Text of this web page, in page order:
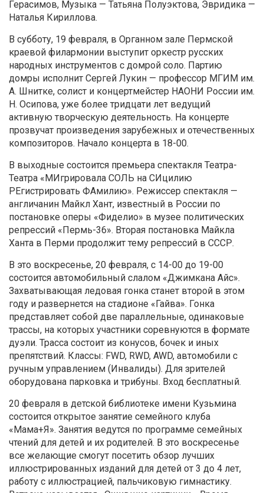
Герасимов, Музыка — Татьяна Полуэктова, Эвридика —
Наталья Кириллова.
В субботу, 19 февраля, в Органном зале Пермской
краевой филармонии выступит оркестр русских
народных инструментов с домрой соло. Партию
домры исполнит Сергей Лукин — профессор МГИМ им.
А. Шнитке, солист и концертмейстер НАОНИ России им.
Н. Осипова, уже более тридцати лет ведущий
активную творческую деятельность. На концерте
прозвучат произведения зарубежных и отечественных
композиторов. Начало концерта в 18-00.
В выходные состоится премьера спектакля Театра-
Театра «МИгрировала СОЛЬ на СИцилию
РЕгистрировать ФАмилию». Режиссер спектакля —
англичанин Майкл Хант, известный в России по
постановке оперы «Фиделио» в музее политических
репрессий «Пермь-36». Вторая постановка Майкла
Ханта в Перми продолжит тему репрессий в СССР.
В это воскресенье, 20 февраля, с 14-00 до 19-00
состоится автомобильный слалом «Джимкана Айс».
Захватывающая ледовая гонка станет второй в этом
году и развернется на стадионе «Гайва». Гонка
представляет собой две параллельные, одинаковые
трассы, на которых участники соревнуются в формате
дуэли. Трасса состоит из конусов, бочек и иных
препятствий. Классы: FWD, RWD, AWD, автомобили с
ручным управлением (Инвалиды). Для зрителей
оборудована парковка и трибуны. Вход бесплатный.
20 февраля в детской библиотеке имени Кузьмина
состоится открытое занятие семейного клуба
«Мама+Я». Занятия ведутся по программе семейных
чтений для детей и их родителей. В это воскресенье
все желающие смогут посетить обзор лучших
иллюстрированных изданий для детей от 3 до 4 лет,
работу с иллюстрацией, пальчиковую гимнастику.